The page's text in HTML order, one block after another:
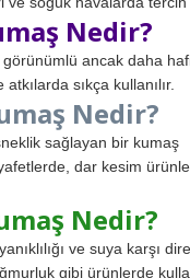
Nedir?
ancak daha
sıkça kullanılır.
Nedir?
sağlayan bir kumaş
dar kesim
Nedir?
ve suya karşı
gibi ürünlerde